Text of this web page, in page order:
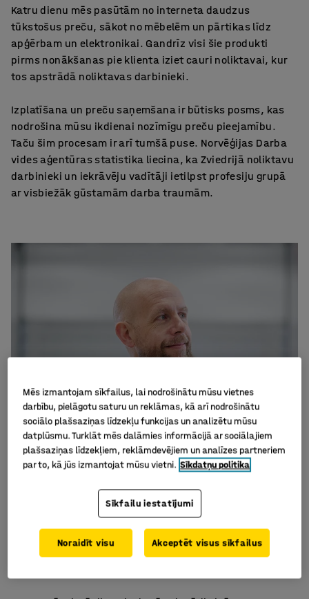
Katru dienu mēs pasūtām no interneta daudzus
tūkstošus preču, sākot no mēbelēm un pārtikas līdz
apģērbam un elektronikai. Gandrīz visi šie produkti
pirms nonākšanas pie klienta iziet cauri noliktavai, kur
tos apstrādā noliktavas darbinieki.
Izplatīšana un preču saņemšana ir būtisks posms, kas
nodrošina mūsu ikdienai nozīmīgu preču pieejamību.
Taču šim procesam ir arī tumšā puse. Norvēģijas Darba
vides aģentūras statistika liecina, ka Zviedrijā noliktavu
darbinieki un iekrāvēju vadītāji ietilpst profesiju grupā
ar visbiežāk gūstamām darba traumām.
Mēs izmantojam sīkfailus, lai nodrošinātu mūsu vietnes
darbību, pielāgotu saturu un reklāmas, kā arī nodrošinātu
sociālo plašsaziņas līdzekļu funkcijas un analizētu mūsu
datplūsmu. Turklāt mēs dalāmies informācijā ar sociālajiem
plašsaziņas līdzekļiem, reklāmdevējiem un analīzes partneriem
par to, kā jūs izmantojat mūsu vietni. Sīkdatņu politika
Sīkfailu iestatījumi
Noraidīt visu Akceptēt visus sīkfailus